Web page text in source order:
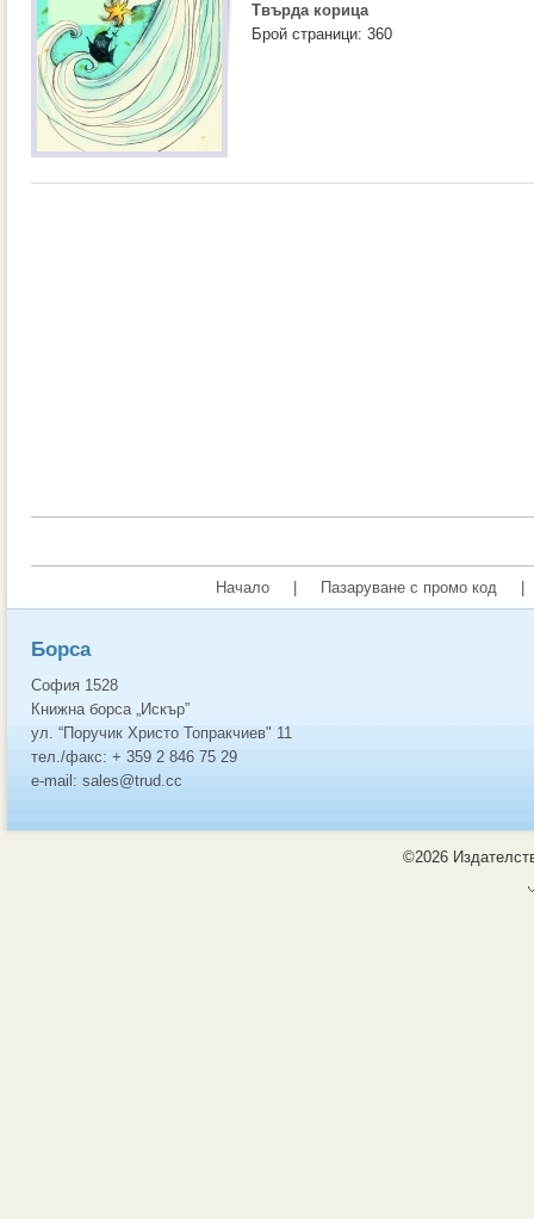
Твърда корица
Брой страници: 360
Начало Пазаруване с промо код
Борса
София 1528
Книжна борса „Искър”
ул. “Поручик Христо Топракчиев" 11
тел./факс: + 359 2 846 75 29
e-mail: sales@trud.cc
©2026